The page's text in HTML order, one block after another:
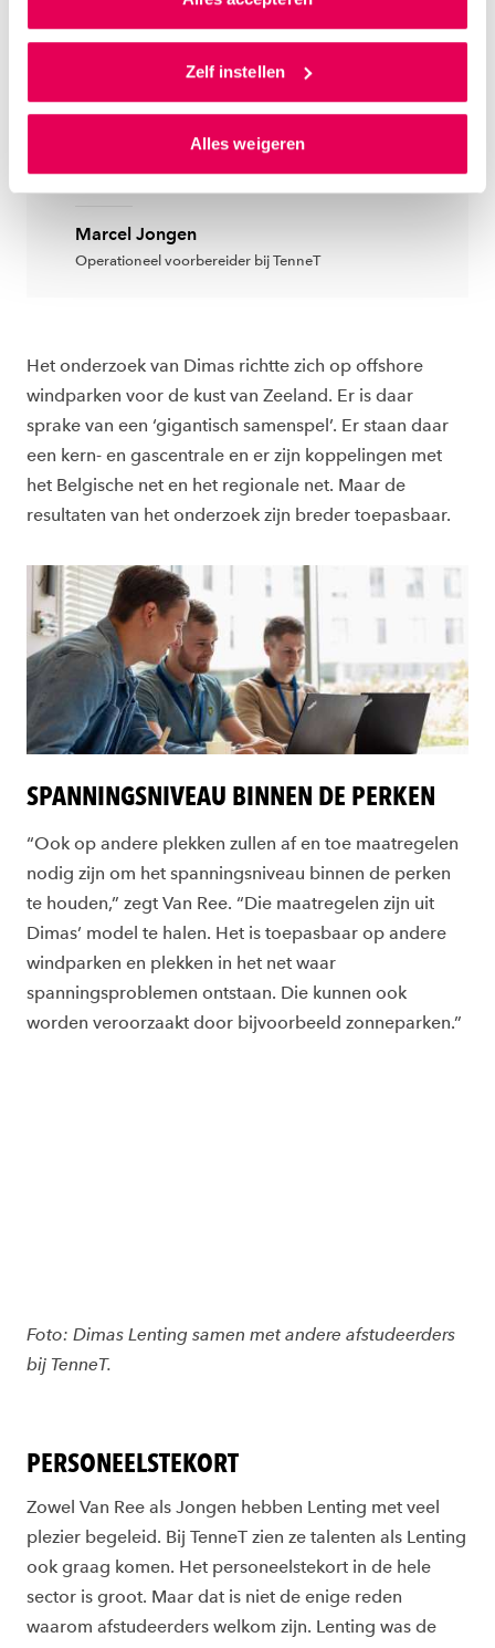
Als je op ‘Alles accepteren’ klikt dan geef je ons
toestemming om cookies voor social media en
gepersonaliseerde advertenties te plaatsen. Lees
cookiestatement. Via ‘Zelf instellen’ kun je ook zelf
instellen welke cookies we plaatsen. Je kunt je
cookiestatement.
Zelf instellen
Alles weigeren
redenen. Ze zoeken dingen uit
waarvan wij niet zeker weten of
het klopt. En ze schudden ons
tegelijkertijd wakker door vragen
te stellen die anderen niet
Marcel Jongen
Operationeel voorbereider bij TenneT
Het onderzoek van Dimas richtte zich op offshore
windparken voor de kust van Zeeland. Er is daar
sprake van een ‘gigantisch samenspel’. Er staan daar
een kern- en gascentrale en er zijn koppelingen met
het Belgische net en het regionale net. Maar de
resultaten van het onderzoek zijn breder toepasbaar.
SPANNINGSNIVEAU BINNEN DE PERKEN
“Ook op andere plekken zullen af en toe maatregelen
nodig zijn om het spanningsniveau binnen de perken
te houden,” zegt Van Ree. “Die maatregelen zijn uit
Dimas’ model te halen. Het is toepasbaar op andere
windparken en plekken in het net waar
spanningsproblemen ontstaan. Die kunnen ook
worden veroorzaakt door bijvoorbeeld zonneparken.”
Foto: Dimas Lenting samen met andere afstudeerders
bij TenneT.
PERSONEELSTEKORT
Zowel Van Ree als Jongen hebben Lenting met veel
plezier begeleid. Bij TenneT zien ze talenten als Lenting
ook graag komen. Het personeelstekort in de hele
sector is groot. Maar dat is niet de enige reden
waarom afstudeerders welkom zijn. Lenting was de